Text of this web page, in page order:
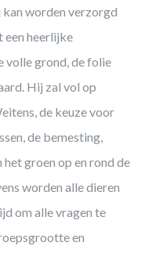
kan worden verzorgd
een heerlijke
volle grond, de folie
Hij zal vol op
de keuze voor
de bemesting,
groen op en rond de
worden alle dieren
om alle vragen te
en